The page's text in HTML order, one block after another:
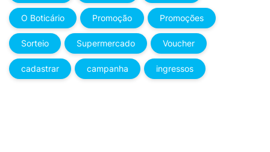
O Boticário Promoção Promoções
Sorteio Supermercado Voucher
cadastrar campanha ingressos